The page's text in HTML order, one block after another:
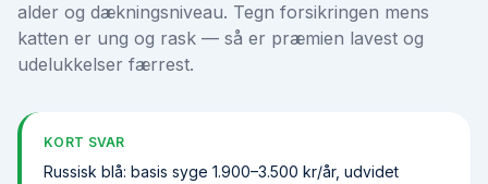
alder og dækningsniveau. Tegn forsikringen mens
katten er ung og rask — så er præmien lavest og
udelukkelser færrest.
KORT SVAR
Russisk blå: basis syge 1.900–3.500 kr/år, udvidet